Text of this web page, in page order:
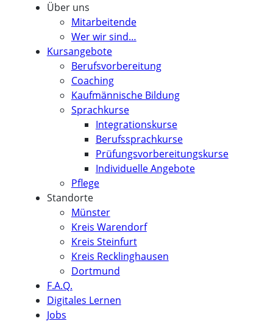
Über uns
Mitarbeitende
Wer wir sind…
Kursangebote
Berufsvorbereitung
Coaching
Kaufmännische Bildung
Sprachkurse
Integrationskurse
Berufssprachkurse
Prüfungsvorbereitungskurse
Individuelle Angebote
Pflege
Standorte
Münster
Kreis Warendorf
Kreis Steinfurt
Kreis Recklinghausen
Dortmund
F.A.Q.
Digitales Lernen
Jobs